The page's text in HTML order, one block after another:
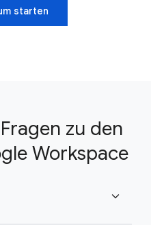
starten
zu den
Workspace
expand_more